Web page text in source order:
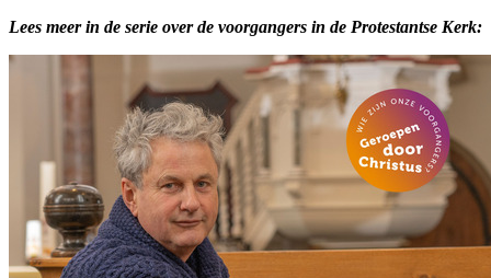
Lees meer in de serie over de voorgangers in de Protestantse Kerk: